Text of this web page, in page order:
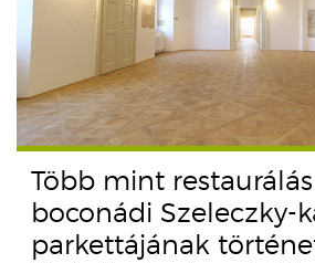
Több mint restaurálás
boconádi Szeleczky-
parkettájának